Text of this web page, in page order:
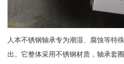
人本不锈钢轴承专为潮湿、腐蚀等特
出。它整体采用不锈钢材质，轴承套